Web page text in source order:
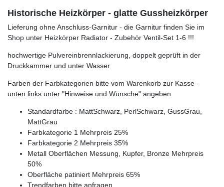
Historische Heizkörper - glatte Gussheizkörper
Lieferung ohne Anschluss-Garnitur - die Garnitur finden Sie im
Shop unter Heizkörper Radiator - Zubehör Ventil-Set 1-6 !!!
hochwertige Pulvereinbrennlackierung, doppelt geprüft in der
Druckkammer und unter Wasser
Farben der Farbkategorien bitte vom Warenkorb zur Kasse -
unten links unter "Hinweise und Wünsche" angeben
Standardfarbe : MattSchwarz, PerlSchwarz, GussGrau,
MattGrau
Farbkategorie 1 Mehrpreis 25%
Farbkategorie 2 Mehrpreis 35%
Metall Oberflächen Messung, Kupfer, Bronze Mehrpreis
50%
Oberfläche patiniert Mehrpreis 65%
Trendfarben bitte anfragen